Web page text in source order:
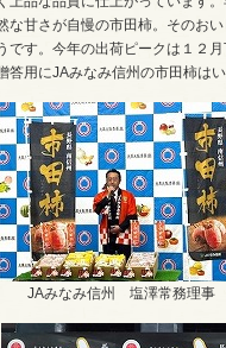
な甘さが自慢の市田柿。そのお
です。今年の出荷ピークは１２
答用にJAみなみ信州の市田柿はい
JAみなみ信州 塩澤常務理事